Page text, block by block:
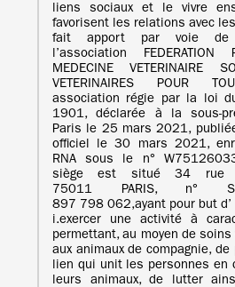
liens sociaux et le vivre
favorisent les relations avec
fait apport par voie
l’association FEDERATION
MEDECINE VETERINAIRE
VETERINAIRES POUR
association régie par la loi
1901, déclarée à la sous-
Paris le 25 mars 2021,
officiel le 30 mars 2021,
RNA sous le n°
siège est situé 34 rue
75011 PARIS, n°
897 798 062,ayant pour but d’
i.exercer une activité à
permettant, au moyen de
aux animaux de compagnie,
lien qui unit les personnes en
leurs animaux, de lutter